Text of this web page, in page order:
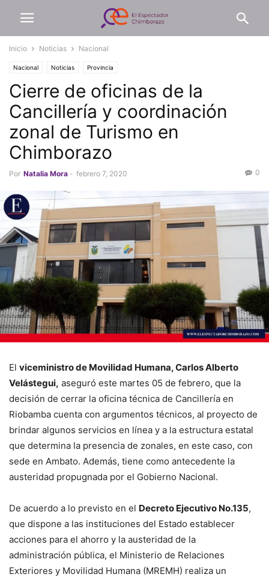
Inicio Noticias Nacional
Nacional Noticias Provincia
Cierre de oficinas de la
Cancillería y coordinación
zonal de Turismo en
Chimborazo
Por Natalia Mora - febrero 7, 2020 0
El viceministro de Movilidad Humana, Carlos Alberto
Velástegui, aseguró este martes 05 de febrero, que la
decisión de cerrar la oficina técnica de Cancillería en
Riobamba cuenta con argumentos técnicos, al proyecto de
brindar algunos servicios en línea y a la estructura estatal
que determina la presencia de zonales, en este caso, con
sede en Ambato. Además, tiene como antecedente la
austeridad propugnada por el Gobierno Nacional.
De acuerdo a lo previsto en el Decreto Ejecutivo No.135,
que dispone a las instituciones del Estado establecer
acciones para el ahorro y la austeridad de la
administración pública, el Ministerio de Relaciones
Exteriores y Movilidad Humana (MREMH) realiza un